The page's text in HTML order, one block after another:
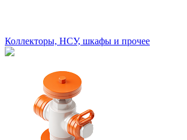
Коллекторы, НСУ, шкафы и прочее